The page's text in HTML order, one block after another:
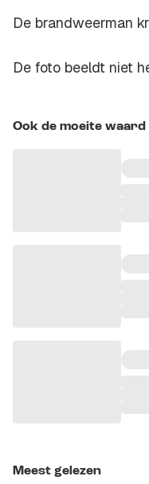
De brandweerman
De foto beeldt niet
Ook de moeite waard
Meest gelezen